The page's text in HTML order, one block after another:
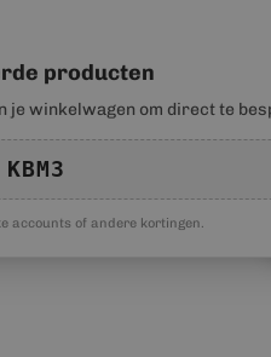
producten
je winkelwagen om direct te
KBM3
accounts of andere kortingen.